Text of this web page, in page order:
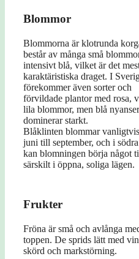
Blommor
Blommorna är klotrunda
består av många små
intensivt blå, vilket är det
karaktäristiska draget. I
förekommer även sorter och
förvildade plantor med rosa,
lila blommor, men blå nyanser
dominerar starkt.
Blåklinten blommar
juni till september, och i
kan blomningen börja något
särskilt i öppna, soliga lägen.
Frukter
Fröna är små och avlånga
toppen. De sprids lätt med
skörd och markstörning.